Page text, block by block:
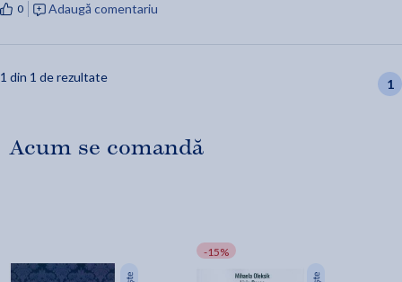
0 Adaugă comentariu
1 din 1 de rezultate 1
Acum se comandă
-15%